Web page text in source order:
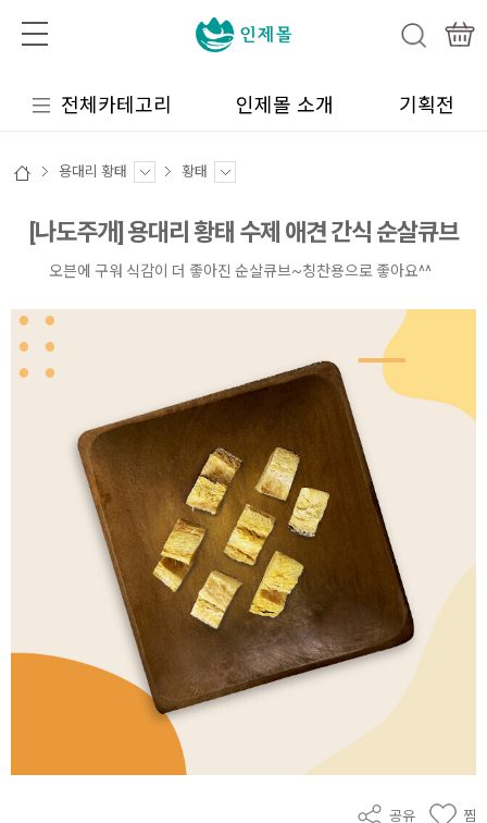
전체카테고리 인제몰 소개 기획전
용대리 황태 황태
[나도주개] 용대리 황태 수제 애견 간식 순살큐브
오븐에 구워 식감이 더 좋아진 순살큐브~칭찬용으로 좋아요^^
공유 찜